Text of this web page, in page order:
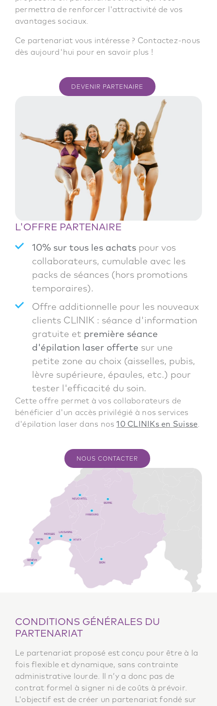
permettra de renforcer l'attractivité de vos
avantages sociaux.
Ce partenariat vous intéresse ? Contactez-nous
dès aujourd'hui pour en savoir plus !
DEVENIR PARTENAIRE
L'OFFRE PARTENAIRE
10% sur tous les achats pour vos
collaborateurs, cumulable avec les
packs de séances (hors promotions
temporaires).
Offre additionnelle pour les nouveaux
clients CLINIK : séance d'information
gratuite et première séance
d'épilation laser offerte sur une
petite zone au choix (aisselles, pubis,
lèvre supérieure, épaules, etc.) pour
tester l'efficacité du soin.
Cette offre permet à vos collaborateurs de
bénéficier d'un accès privilégié à nos services
d'épilation laser dans nos10 CLINIKs en Suisse
NOUS CONTACTER
CONDITIONS GÉNÉRALES DU
PARTENARIAT
Le partenariat proposé est conçu pour être à la
fois flexible et dynamique, sans contrainte
administrative lourde. Il n’y a donc pas de
contrat formel à signer ni de coûts à prévoir.
L'objectif est de créer un partenariat fondé sur